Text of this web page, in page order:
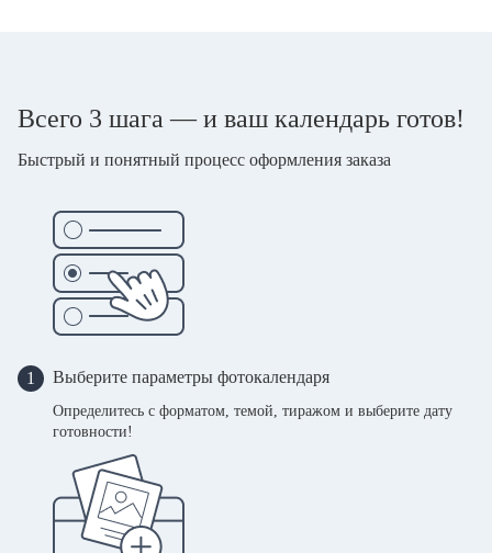
Всего 3 шага — и ваш календарь готов!
Быстрый и понятный процесс оформления заказа
1 Выберите параметры фотокалендаря
Определитесь с форматом, темой, тиражом и выберите дату
готовности!